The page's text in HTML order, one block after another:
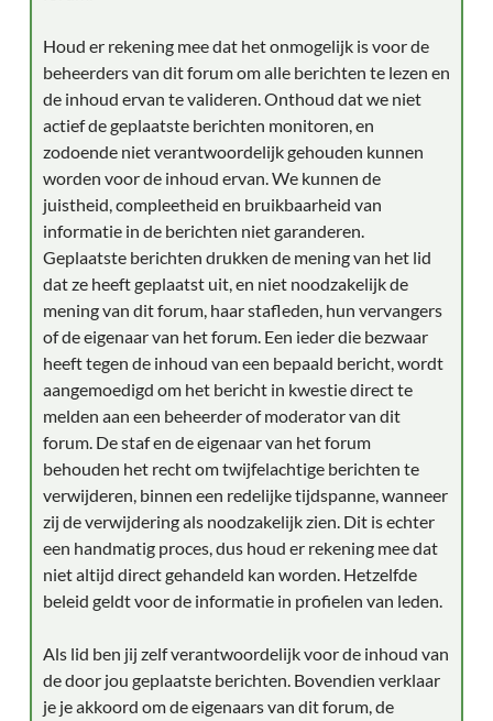
Houd er rekening mee dat het onmogelijk is voor de
beheerders van dit forum om alle berichten te lezen en
de inhoud ervan te valideren. Onthoud dat we niet
actief de geplaatste berichten monitoren, en
zodoende niet verantwoordelijk gehouden kunnen
worden voor de inhoud ervan. We kunnen de
juistheid, compleetheid en bruikbaarheid van
informatie in de berichten niet garanderen.
Geplaatste berichten drukken de mening van het lid
dat ze heeft geplaatst uit, en niet noodzakelijk de
mening van dit forum, haar stafleden, hun vervangers
of de eigenaar van het forum. Een ieder die bezwaar
heeft tegen de inhoud van een bepaald bericht, wordt
aangemoedigd om het bericht in kwestie direct te
melden aan een beheerder of moderator van dit
forum. De staf en de eigenaar van het forum
behouden het recht om twijfelachtige berichten te
verwijderen, binnen een redelijke tijdspanne, wanneer
zij de verwijdering als noodzakelijk zien. Dit is echter
een handmatig proces, dus houd er rekening mee dat
niet altijd direct gehandeld kan worden. Hetzelfde
beleid geldt voor de informatie in profielen van leden.
Als lid ben jij zelf verantwoordelijk voor de inhoud van
de door jou geplaatste berichten. Bovendien verklaar
je je akkoord om de eigenaars van dit forum, de